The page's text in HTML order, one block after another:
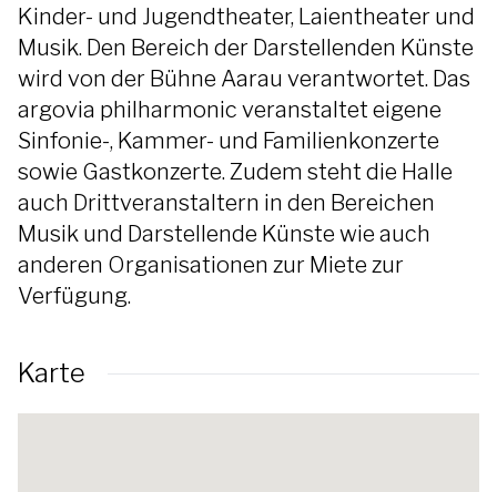
Kinder- und Jugendtheater, Laientheater und
Musik. Den Bereich der Darstellenden Künste
wird von der Bühne Aarau verantwortet. Das
argovia philharmonic veranstaltet eigene
Sinfonie-, Kammer- und Familienkonzerte
sowie Gastkonzerte. Zudem steht die Halle
auch Drittveranstaltern in den Bereichen
Musik und Darstellende Künste wie auch
anderen Organisationen zur Miete zur
Verfügung.
Karte